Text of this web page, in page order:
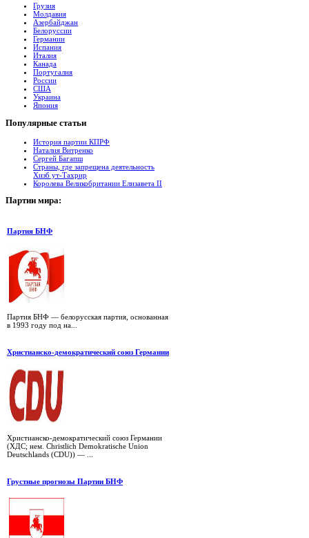
Грузия
Молдавия
Азербайджан
Белоруссии
Германии
Испания
Италия
Канада
Португалия
России
США
Украина
Япония
Популярные cтатьи
История партии КПРФ
Наталия Витренко
Сергей Багапш
Страны, где запрещена деятельность
Хизб ут-Тахрир
Королева Великобритании Елизавета II
Партии мира:
Партия БНФ
Партия БНФ — белорусская партия, основанная
в 1993 году под на...
Христианско-демократический союз Германии
Христианско-демократический союз Германии
(ХДС; нем. Christlich Demokratische Union
Deutschlands (CDU)) — ...
Грустные прогнозы Партии БНФ